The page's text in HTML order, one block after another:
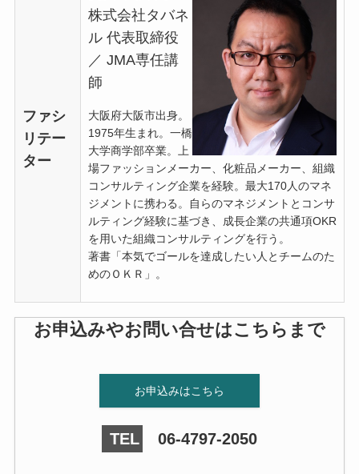
ファシ
リテー
ター
株式会社タバネ
ル 代表取締役
／ JMA専任講
師
大阪府大阪市出身。
1975年生まれ。一橋
大学商学部卒業。上
場ファッションメーカー、化粧品メーカー、組織
コンサルティング企業を経験。最大170人のマネ
ジメントに携わる。自らのマネジメントとコンサ
ルティング経験に基づき、成長企業の共通項OKR
を用いた組織コンサルティングを行う。
著書「本気でゴールを達成したい人とチームのた
めのＯＫＲ」。
お申込みやお問い合せはこちらまで
お申込みはこちら
TEL 06-4797-2050